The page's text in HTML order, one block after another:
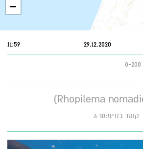
−
29.12.2020
11:59
קוטר בס״מ:6-10